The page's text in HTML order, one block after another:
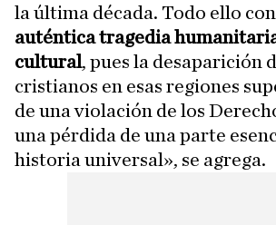
la última década. Todo ello
auténtica tragedia
cultural, pues la desaparición
cristianos en esas regiones
de una violación de los
una pérdida de una parte
historia universal», se agrega.